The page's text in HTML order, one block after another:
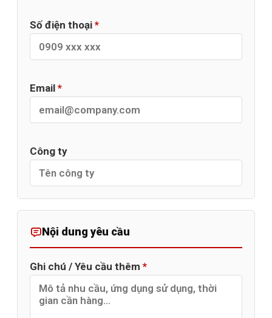
Số điện thoại *
Email *
Công ty
Nội dung yêu cầu
Ghi chú / Yêu cầu thêm *